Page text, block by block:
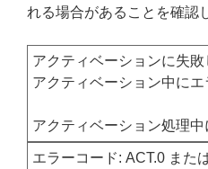
れる場合があることを確認
アクティベーションに失敗
アクティベーション中に
アクティベーション処理
エラーコード: ACT.0 また